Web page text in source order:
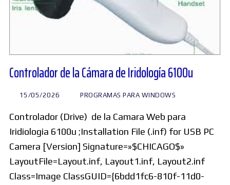
Controlador de la Cámara de Iridología 6100u
15/05/2026 PROGRAMAS PARA WINDOWS
Controlador (Drive) de la Camara Web para
Iridiologia 6100u ;Installation File (.inf) for USB PC
Camera [Version] Signature=»$CHICAGO$»
LayoutFile=Layout.inf, Layout1.inf, Layout2.inf
Class=Image ClassGUID={6bdd1fc6-810f-11d0-